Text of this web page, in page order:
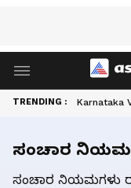
TRENDING : Karnataka
ಸಂಚಾರ
ಸಂಚಾರ ನಿಯಮಗಳು